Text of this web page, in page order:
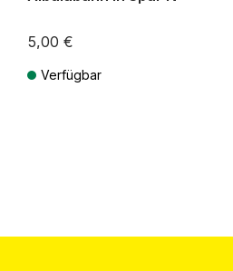
5,00 €
Verfügbar